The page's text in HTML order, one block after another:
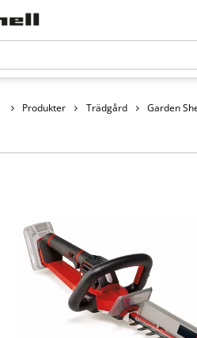
Produkter Trädgård Garden